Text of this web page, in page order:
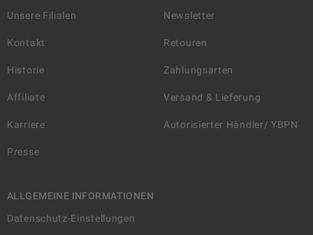
Unsere Filialen
Kontakt
Historie
Affiliate
Karriere
Presse
Newsletter
Retouren
Zahlungsarten
Versand & Lieferung
Autorisierter Händler/ YBPN
ALLGEMEINE INFORMATIONEN
Datenschutz-Einstellungen